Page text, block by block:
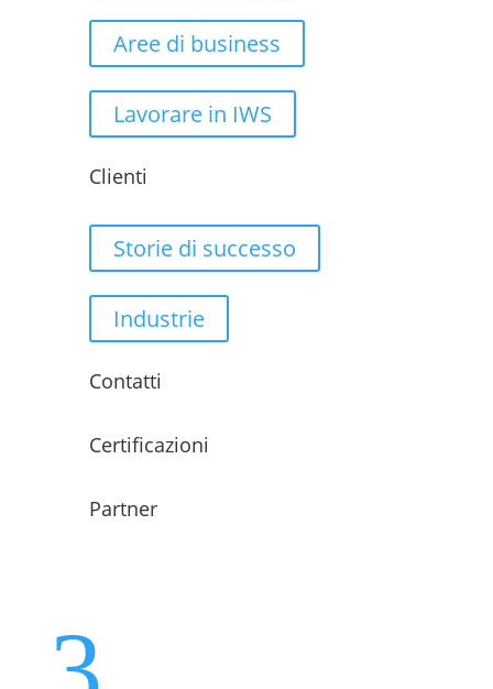
Aree di business
Lavorare in IWS
Clienti
Storie di successo
Industrie
Contatti
Certificazioni
Partner